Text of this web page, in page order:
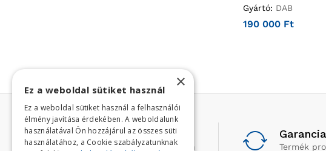
Gyártó: DAB
190 000 Ft
Gyors kiszállítás
Az ország egész területén
Garancia
Termék
×
Ez a weboldal sütiket használ
Ez a weboldal sütiket használ a felhasználói
élmény javítása érdekében. A weboldalunk
használatával Ön hozzájárul az összes süti
használatához, a Cookie szabályzatunknak